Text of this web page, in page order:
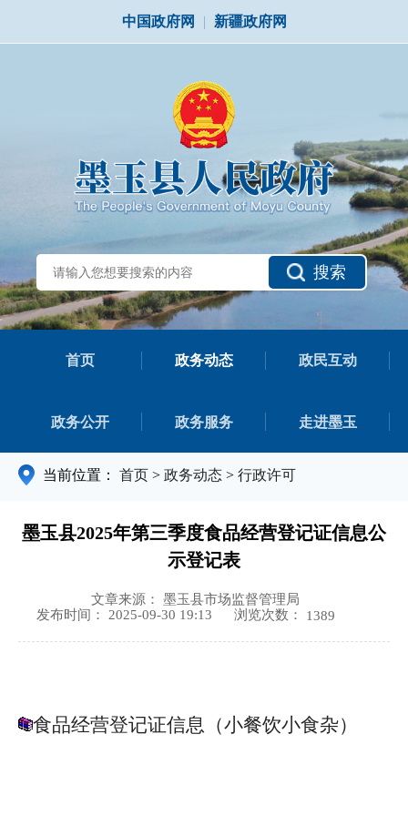
中国政府网 | 新疆政府网
搜索
首页 政务动态 政民互动
政务公开 政务服务 走进墨玉
当前位置： 首页 > 政务动态 > 行政许可
墨玉县2025年第三季度食品经营登记证信息公
示登记表
文章来源： 墨玉县市场监督管理局
发布时间： 2025-09-30 19:13
浏览次数： 1389
食品经营登记证信息（小餐饮小食杂）